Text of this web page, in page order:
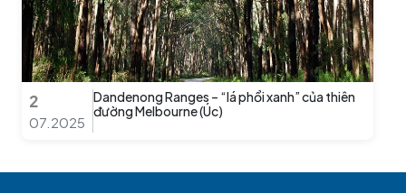
2
07.2025
Dandenong Ranges – “lá phổi xanh” của thiên
đường Melbourne (Úc)